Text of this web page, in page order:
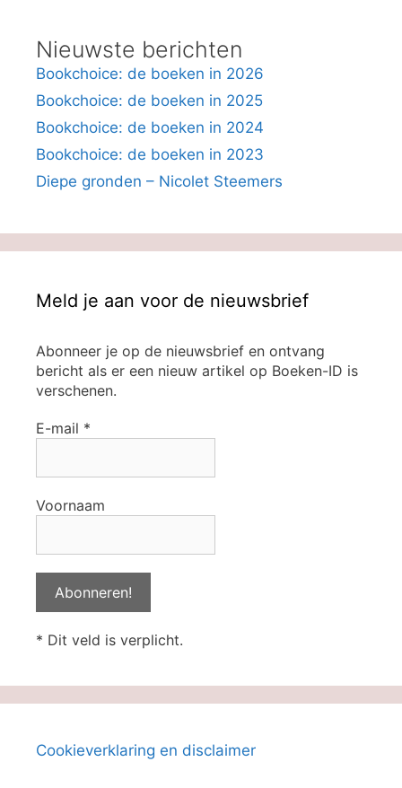
Nieuwste berichten
Bookchoice: de boeken in 2026
Bookchoice: de boeken in 2025
Bookchoice: de boeken in 2024
Bookchoice: de boeken in 2023
Diepe gronden – Nicolet Steemers
Meld je aan voor de nieuwsbrief
Abonneer je op de nieuwsbrief en ontvang
bericht als er een nieuw artikel op Boeken-ID is
verschenen.
E-mail *
Voornaam
* Dit veld is verplicht.
Cookieverklaring en disclaimer